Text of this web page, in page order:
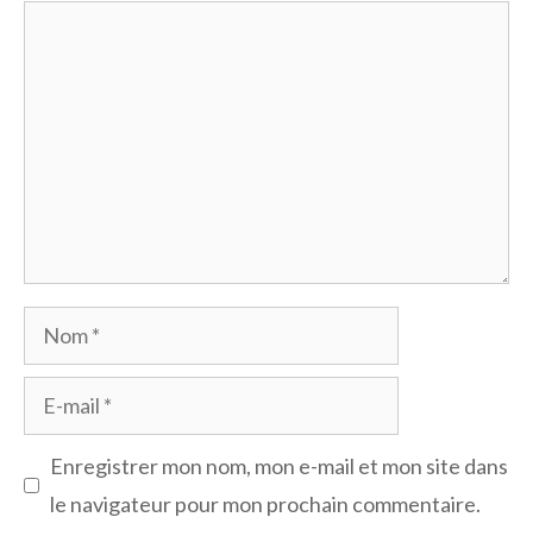
Nom
mail
Enregistrer mon nom, mon e-mail et mon site dans
le navigateur pour mon prochain commentaire.